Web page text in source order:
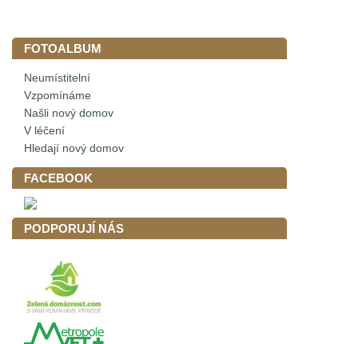
FOTOALBUM
Neumístitelní
Vzpomínáme
Našli nový domov
V léčení
Hledají nový domov
FACEBOOK
PODPORUJÍ NÁS